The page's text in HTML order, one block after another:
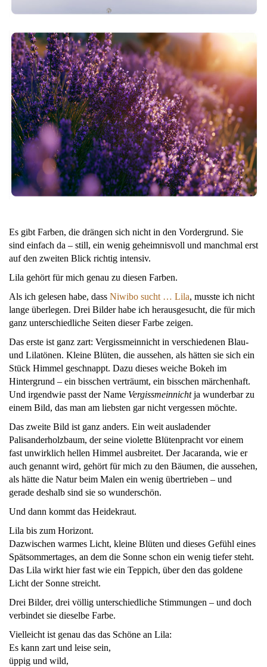
Es gibt Farben, die drängen sich nicht in den Vordergrund. Sie
sind einfach da – still, ein wenig geheimnisvoll und manchmal erst
auf den zweiten Blick richtig intensiv.
Lila gehört für mich genau zu diesen Farben.
Als ich gelesen habe, dass Niwibo sucht … Lila, musste ich nicht
lange überlegen. Drei Bilder habe ich herausgesucht, die für mich
ganz unterschiedliche Seiten dieser Farbe zeigen.
Das erste ist ganz zart: Vergissmeinnicht in verschiedenen Blau-
und Lilatönen. Kleine Blüten, die aussehen, als hätten sie sich ein
Stück Himmel geschnappt. Dazu dieses weiche Bokeh im
Hintergrund – ein bisschen verträumt, ein bisschen märchenhaft.
Und irgendwie passt der Name Vergissmeinnichtja wunderbar zu
einem Bild, das man am liebsten gar nicht vergessen möchte.
Das zweite Bild ist ganz anders. Ein weit ausladender
Palisanderholzbaum, der seine violette Blütenpracht vor einem
fast unwirklich hellen Himmel ausbreitet. Der Jacaranda, wie er
auch genannt wird, gehört für mich zu den Bäumen, die aussehen,
als hätte die Natur beim Malen ein wenig übertrieben – und
gerade deshalb sind sie so wunderschön.
Und dann kommt das Heidekraut.
Lila bis zum Horizont.
Dazwischen warmes Licht, kleine Blüten und dieses Gefühl eines
Spätsommertages, an dem die Sonne schon ein wenig tiefer steht.
Das Lila wirkt hier fast wie ein Teppich, über den das goldene
Licht der Sonne streicht.
Drei Bilder, drei völlig unterschiedliche Stimmungen – und doch
verbindet sie dieselbe Farbe.
Vielleicht ist genau das das Schöne an Lila:
Es kann zart und leise sein,
üppig und wild,